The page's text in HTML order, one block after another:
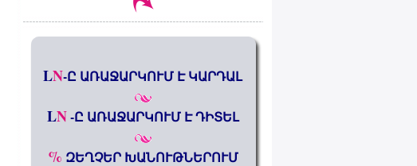
LN-Ը ԱՌԱՋԱՐԿՈՒՄ Է ԿԱՐԴԱԼ
LN-Ը ԱՌԱՋԱՐԿՈՒՄ Է ԴԻՏԵԼ
% ԶԵՂՉԵՐ ԽԱՆՈՒԹՆԵՐՈՒՄ